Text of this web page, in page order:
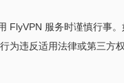
服务时谨慎行事
违反适用法律或第三方